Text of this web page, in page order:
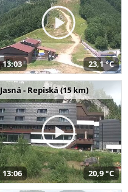
13:03 23,1 °C
Jasná - Repiská (15 km)
13:06 20,9 °C